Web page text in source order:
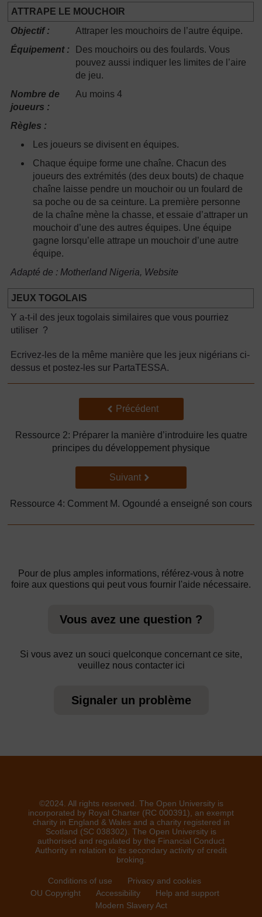
ATTRAPE LE MOUCHOIR
Objectif :
Attraper les mouchoirs de l’autre équipe.
Équipement :
Des mouchoirs ou des foulards. Vous
pouvez aussi indiquer les limites de l’aire
de jeu.
Nombre de
joueurs :
Au moins 4
Règles :
Les joueurs se divisent en équipes.
Chaque équipe forme une chaîne. Chacun des
joueurs des extrémités (des deux bouts) de chaque
chaîne laisse pendre un mouchoir ou un foulard de
sa poche ou de sa ceinture. La première personne
de la chaîne mène la chasse, et essaie d’attraper un
mouchoir d’une des autres équipes. Une équipe
gagne lorsqu’elle attrape un mouchoir d’une autre
équipe.
Adapté de : Motherland Nigeria, Website
JEUX TOGOLAIS
Y a-t-il des jeux togolais similaires que vous pourriez
utiliser ?
Ecrivez-les de la même manière que les jeux nigérians ci-
dessus et postez-les sur PartaTESSA.
Précédent
Précédent
Ressource 2: Préparer la manière d’introduire les quatre
principes du développement physique
Suivant
Suivant
Ressource 4: Comment M. Ogoundé a enseigné son cours
Pour de plus amples informations, référez-vous à notre
foire aux questions qui peut vous fournir l'aide nécessaire.
Vous avez une question ?
Si vous avez un souci quelconque concernant ce site,
veuillez nous contacter ici
Signaler un problème
©2024. All rights reserved. The Open University is
incorporated by Royal Charter (RC 000391), an exempt
charity in England & Wales and a charity registered in
Scotland (SC 038302). The Open University is
authorised and regulated by the Financial Conduct
Authority in relation to its secondary activity of credit
broking.
Conditions of use
Privacy and cookies
OU Copyright
Accessibility
Help and support
Modern Slavery Act